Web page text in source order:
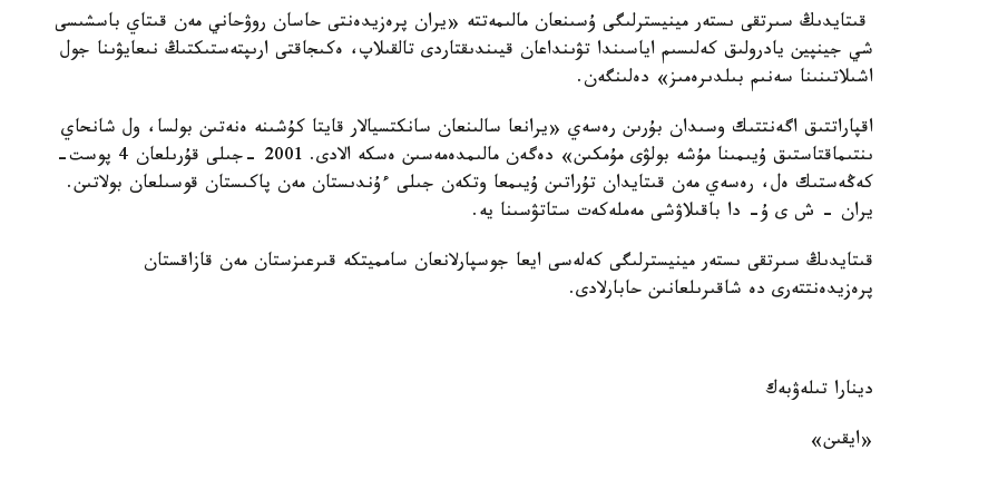
قىتايدىڭ سىرتقى ىستەر مينيسترلىگى ۇسىنعان مالىمەتتە «يران پرەزيدەنتى حاسان روۋحاني مەن قىتاي باسشىسى
شي جينپين يادرولىق كەلىسىم اياسىندا تۋىنداعان قيىندىقتاردى تالقىلاپ، ەكىجاقتى ارىپتەستىكتىڭ نىعايۋىنا جول
اشىلاتىنىنا سەنىم بىلدىرەمىز» دەلىنگەن.
اقپاراتتىق اگەنتتىك وسىدان بۇرىن رەسەي «يرانعا سالىنعان سانكتسيالار قايتا كۇشىنە ەنەتىن بولسا، ول شانحاي
ىنتىماقتاستىق ۇيىمىنا مۇشە بولۋى مۇمكىن» دەگەن مالىمدەمەسىن ەسكە الادى. 2001 -جىلى قۇرىلعان 4 پوست-
كەڭەستىك ەل، رەسەي مەن قىتايدان تۇراتىن ۇيىمعا وتكەن جىلى ءۇندىستان مەن پاكىستان قوسىلعان بولاتىن.
يران - ش ى ۇ- دا باقىلاۋشى مەملەكەت ستاتۋسىنا يە.
قىتايدىڭ سىرتقى ىستەر مينيسترلىگى كەلەسى ايعا جوسپارلانعان سامميتكە قىرعىزستان مەن قازاقستان
پرەزيدەنتتەرى دە شاقىرىلعانىن حابارلادى.
دينارا تىلەۋبەك
«ايقىن»